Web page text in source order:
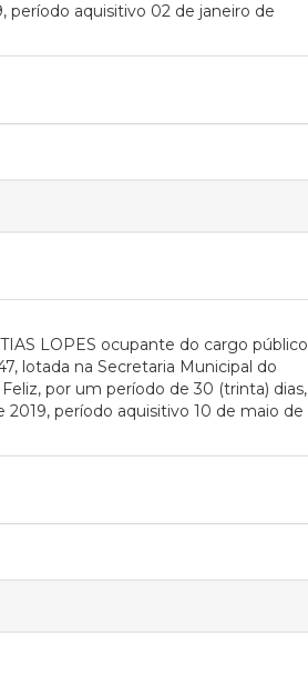
período aquisitivo 02 de janeiro de
LOPES ocupante do cargo público
lotada na Secretaria Municipal do
por um período de 30 (trinta) dias,
período aquisitivo 10 de maio de